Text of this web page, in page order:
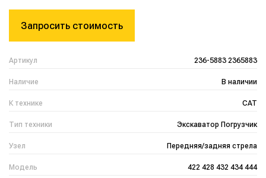
Артикул 236-5883 2365883
Наличие В наличии
К технике CAT
Тип техники Экскаватор Погрузчик
Узел Передняя/задняя стрела
Модель 422 428 432 434 444
Запросить стоимость